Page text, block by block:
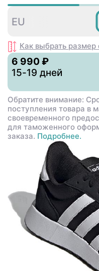
EU
Как выбрать размер
6 990 ₽
15-19 дней
Обратите внимание:
поступления товара в
своевременного
для таможенного
заказа. Подробнее.